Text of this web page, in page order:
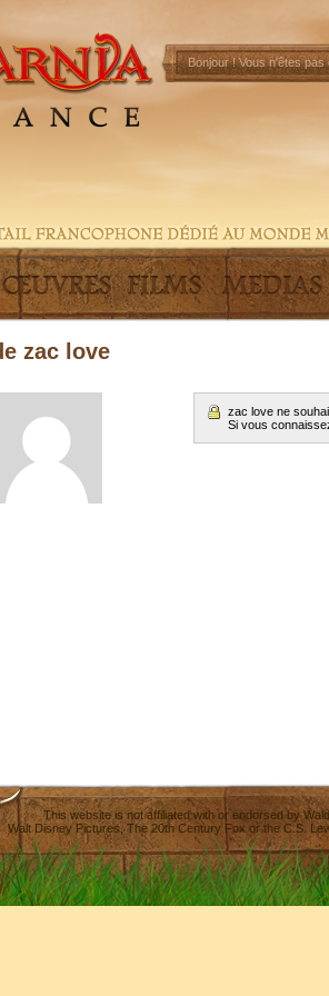
Bonjour !Vous n'êtes pas
zac love
zac love ne
Si vous
This website is not affiliated with or endorsed by
Walt Disney Pictures,The 20th Century Fox or the C.S.